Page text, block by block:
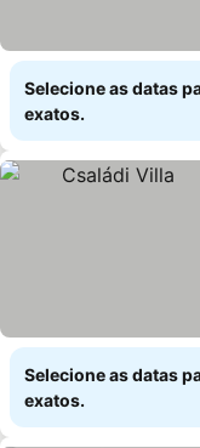
Selecione as datas
exatos.
Selecione as datas
exatos.